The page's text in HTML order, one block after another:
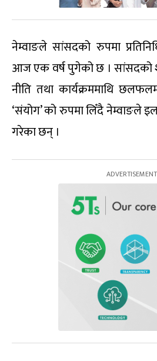
नेम्वाङले सांसदको रुपमा
आज एक वर्ष पुगेको छ । सांसदको
नीति तथा कार्यक्रममाथि
‘संयोग’ को रुपमा लिँदै नेम्वाङले
गरेका छन् ।